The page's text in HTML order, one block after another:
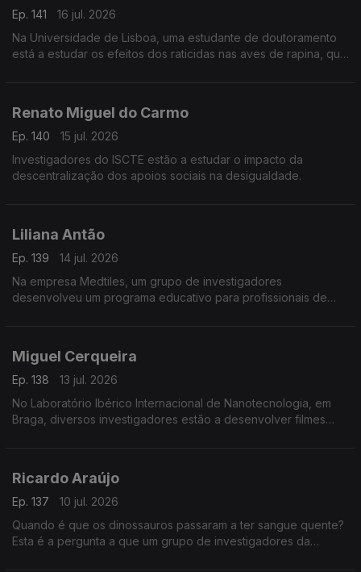
Ep. 141
16 jul. 2026
Na Universidade de Lisboa, uma estudante de doutoramento
está a estudar os efeitos dos raticidas nas aves de rapina, que
Renato Miguel do Carmo
Ep. 140
15 jul. 2026
Investigadores do ISCTE estão a estudar o impacto da
descentralização dos apoios sociais na desigualdade.
Liliana Antão
Ep. 139
14 jul. 2026
Na empresa Medtiles, um grupo de investigadores
desenvolveu um programa educativo para profissionais de
Miguel Cerqueira
Ep. 138
13 jul. 2026
No Laboratório Ibérico Internacional de Nanotecnologia, em
Braga, diversos investigadores estão a desenvolver filmes
Ricardo Araújo
Ep. 137
10 jul. 2026
Quando é que os dinossauros passaram a ter sangue quente?
Esta é a pergunta a que um grupo de investigadores da